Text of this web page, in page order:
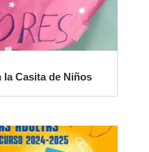
la Casita de Niños